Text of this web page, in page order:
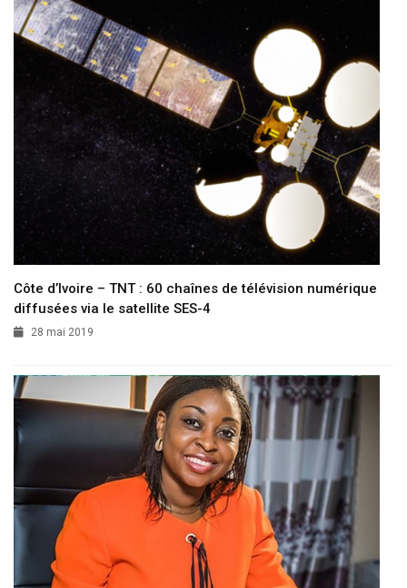
Côte d’Ivoire – TNT : 60 chaînes de télévision numérique
diffusées via le satellite SES-4
28 mai 2019